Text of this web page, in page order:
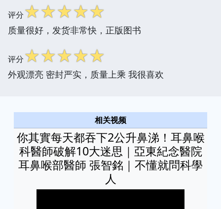
评分☆☆☆☆☆
质量很好，发货非常快，正版图书
评分☆☆☆☆☆
外观漂亮 密封严实，质量上乘 我很喜欢
相关视频
你其實每天都吞下2公升鼻涕！耳鼻喉
科醫師破解10大迷思｜亞東紀念醫院
耳鼻喉部醫師 張智銘｜不懂就問科學
人